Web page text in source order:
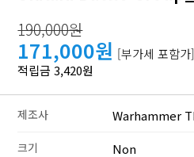
190,000원
171,000원 [부가세 포함가]
적립금 3,420원
제조사 Warhammer
크기 Non